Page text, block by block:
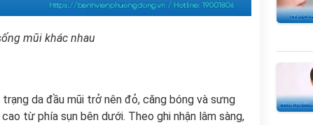
mũi khác nhau
da đầu mũi trở nên đỏ, căng bóng và sưng
từ phía sụn bên dưới. Theo ghi nhận lâm sàng,